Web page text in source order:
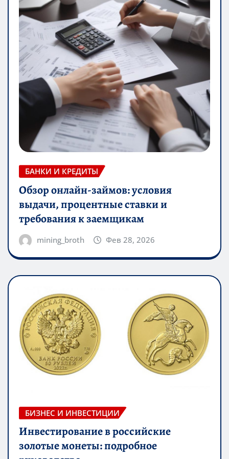
БАНКИ И КРЕДИТЫ
Обзор онлайн-займов: условия
выдачи, процентные ставки и
требования к заемщикам
mining_broth Фев 28, 2026
БИЗНЕС И ИНВЕСТИЦИИ
Инвестирование в российские
золотые монеты: подробное